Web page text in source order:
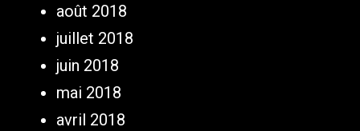
août 2018
juillet 2018
juin 2018
mai 2018
avril 2018